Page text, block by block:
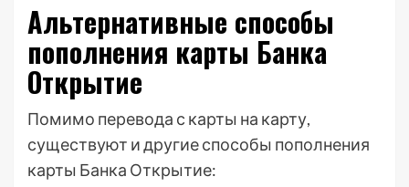
Альтернативные способы
пополнения карты Банка
Открытие
Помимо перевода с карты на карту,
существуют и другие способы пополнения
карты Банка Открытие: